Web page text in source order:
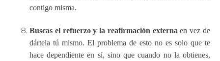
contigo misma.
Buscas el refuerzo y la reafirmación externa en vez de
dártela tú mismo. El problema de esto no es solo que te
hace dependiente en sí, sino que cuando no la obtienes,